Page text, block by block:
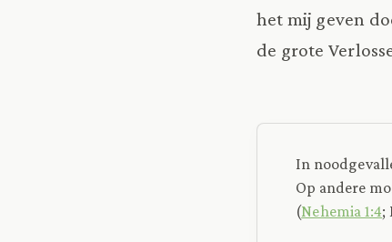
het mij geven
de grote
In
Op andere
(Nehemia 1:4;